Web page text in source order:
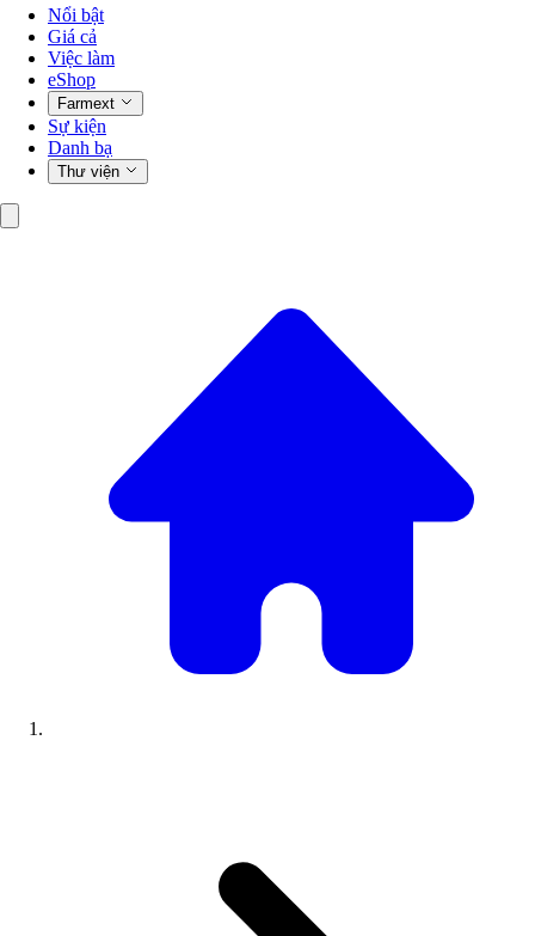
Nổi bật
Giá cả
Việc làm
eShop
Farmext
Sự kiện
Danh bạ
Thư viện